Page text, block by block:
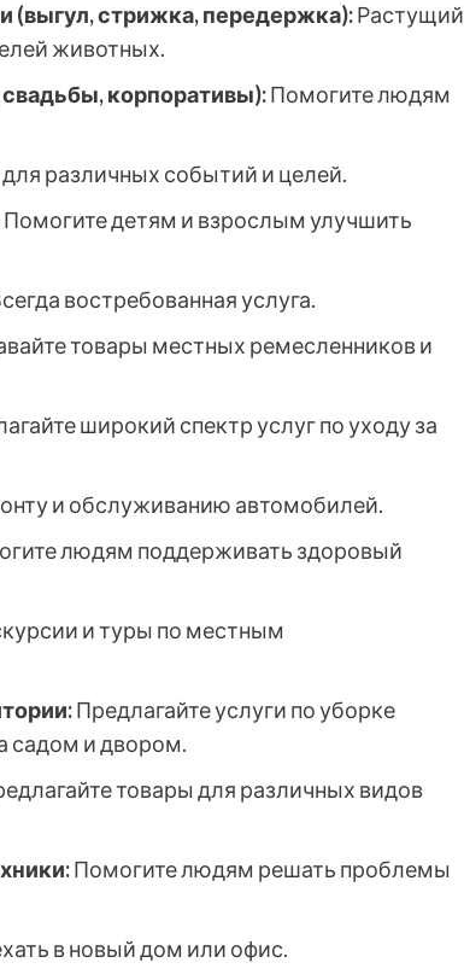
(выгул, стрижка, передержка):Растущий
животных.
корпоративы):Помогите людям
различных событий и целей.
Помогите детям и взрослым улучшить
востребованная услуга.
товары местных ремесленников и
широкий спектр услуг по уходу за
и обслуживанию автомобилей.
людям поддерживать здоровый
и туры по местным
Предлагайте услуги по уборке
садом и двором.
товары для различных видов
Помогите людям решать проблемы
в новый дом или офис.